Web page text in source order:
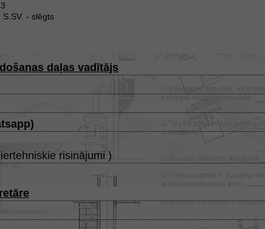
- slēgts
daļas vadītājs
)
risinājumi )